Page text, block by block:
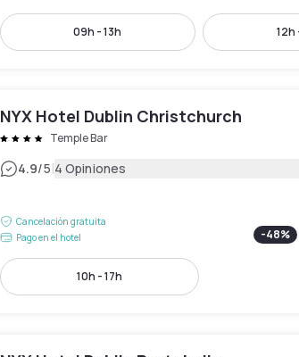
09h - 13h 12h
NYX Hotel Dublin Christchurch
Temple Bar
4.9/5|4 Opiniones
Cancelación gratuita
Pago en el hotel
-48%
10h - 17h